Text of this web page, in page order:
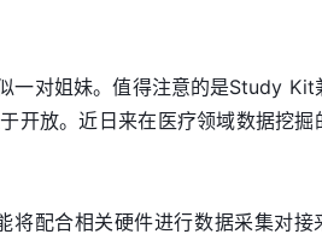
一对姐妹。值得注意的是Study Kit
开放。近日来在医疗领域数据挖掘
将配合相关硬件进行数据采集对接